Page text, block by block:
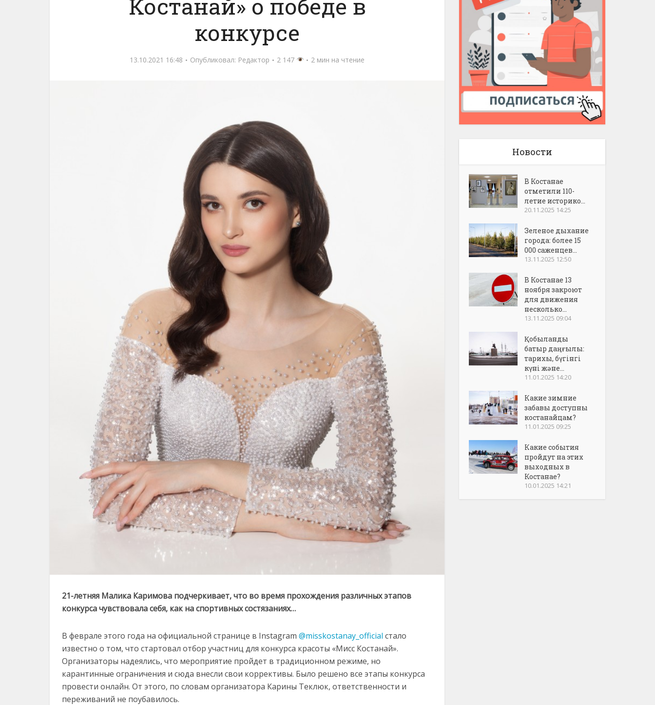
Костанай» о победе в
конкурсе
13.10.2021 16:48 Опубликовал: Редактор 2 147 2 мин на чтение
21-летняя Малика Каримова подчеркивает, что во время прохождения различных этапов
конкурса чувствовала себя, как на спортивных состязаниях…
В феврале этого года на официальной странице в Instagram @misskostanay_official стало
известно о том, что стартовал отбор участниц для конкурса красоты «Мисс Костанай».
Организаторы надеялись, что мероприятие пройдет в традиционном режиме, но
карантинные ограничения и сюда внесли свои коррективы. Было решено все этапы конкурса
провести онлайн. От этого, по словам организатора Карины Теклюк, ответственности и
переживаний не поубавилось.
Новости
В Костанае
отметили 110-
летие историко...
20.11.2025 14:25
Зеленое дыхание
города: более 15
000 саженцев...
13.11.2025 12:50
В Костанае 13
ноября закроют
для движения
несколько...
13.11.2025 09:04
Қобыланды
батыр даңғылы:
тарихы, бүгінгі
күні және...
11.01.2025 14:20
Какие зимние
забавы доступны
костанайцам?
11.01.2025 09:25
Какие события
пройдут на этих
выходных в
Костанае?
10.01.2025 14:21